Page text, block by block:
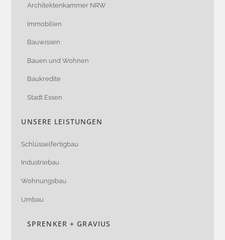
Architektenkammer NRW
Immobilien
Bauwissen
Bauen und Wohnen
Baukredite
Stadt Essen
UNSERE LEISTUNGEN
Schlüsselfertigbau
Industriebau
Wohnungsbau
Umbau
SPRENKER + GRAVIUS